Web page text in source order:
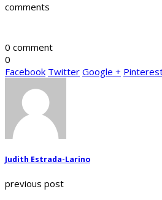
comments
0 comment
0
Facebook Twitter Google +
Judith Estrada-Larino
previous post